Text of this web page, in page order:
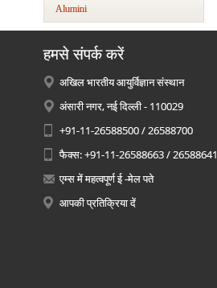
Alumini
हमसे संपर्क करें
अखिल भारतीय आयुर्विज्ञान संस्थान
अंसारी नगर, नई दिल्ली - 110029
+91-11-26588500 / 26588700
फैक्स: +91-11-26588663 / 26588641
एम्स में महत्वपूर्ण ई -मेल पते
आपकी प्रतिक्रिया दें